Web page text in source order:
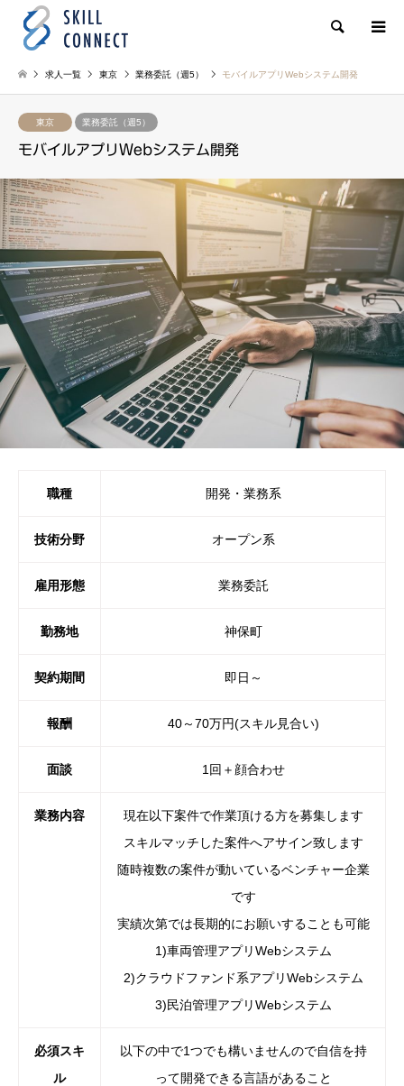
検索
求人一覧 東京 業務委託（週5） モバイルアプリWebシステム開発
東京 業務委託（週5）
モバイルアプリWebシステム開発
職種 開発・業務系
技術分野 オープン系
雇用形態 業務委託
勤務地 神保町
契約期間 即日～
報酬 40～70万円(スキル見合い)
面談 1回＋顔合わせ
業務内容
現在以下案件で作業頂ける方を募集します
スキルマッチした案件へアサイン致します
随時複数の案件が動いているベンチャー企業
です
実績次第では長期的にお願いすることも可能
1)車両管理アプリWebシステム
2)クラウドファンド系アプリWebシステム
3)民泊管理アプリWebシステム
必須スキ
ル
以下の中で1つでも構いませんので自信を持
って開発できる言語があること